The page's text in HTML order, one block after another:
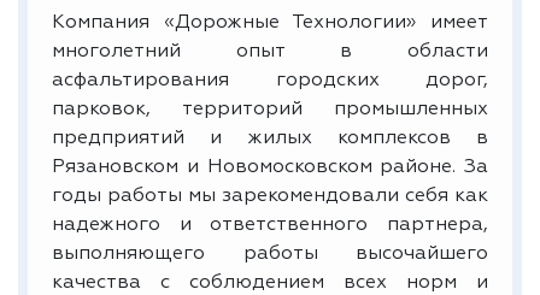
Компания «Дорожные Технологии» имеет
многолетний опыт в области
асфальтирования городских дорог,
парковок, территорий промышленных
предприятий и жилых комплексов в
Рязановском и Новомосковском районе. За
годы работы мы зарекомендовали себя как
надежного и ответственного партнера,
выполняющего работы высочайшего
качества с соблюдением всех норм и